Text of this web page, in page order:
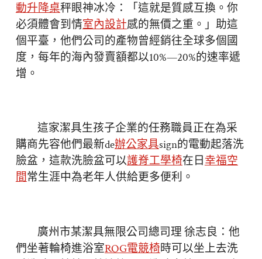
動升降桌秤眼神冰冷：「這就是質感互換。你
必須體會到情室內設計感的無價之重。」助這
個平臺，他們公司的產物曾經銷往全球多個國
度，每年的海內發賣額都以10%—20%的速率遞
增。
這家潔具生孩子企業的任務職員正在為采
購商先容他們最新de辦公家具sign的電動起落洗
臉盆，這款洗臉盆可以護脊工學椅在日幸福空
間常生涯中為老年人供給更多便利。
廣州市某潔具無限公司總司理 徐志良：他
們坐著輪椅進浴室ROG電競椅時可以坐上去洗